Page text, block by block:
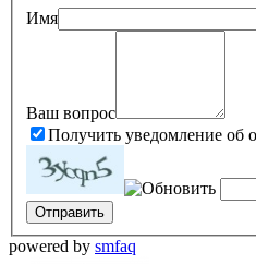
Имя
Ваш вопрос
Получить уведомление об
powered by smfaq